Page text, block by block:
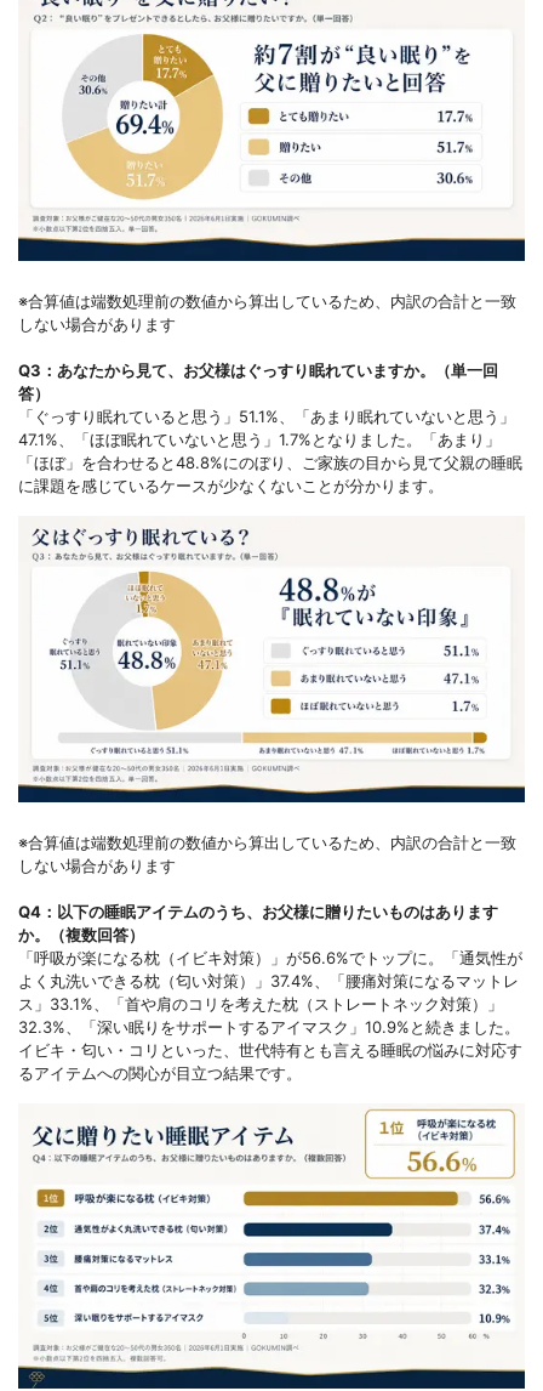
※合算値は端数処理前の数値から算出しているため、内訳の合計と一致
しない場合があります
Q3：あなたから見て、お父様はぐっすり眠れていますか。（単一回
答）
「ぐっすり眠れていると思う」51.1%、「あまり眠れていないと思う」
47.1%、「ほぼ眠れていないと思う」1.7%となりました。「あまり」
「ほぼ」を合わせると48.8%にのぼり、ご家族の目から見て父親の睡眠
に課題を感じているケースが少なくないことが分かります。
※合算値は端数処理前の数値から算出しているため、内訳の合計と一致
しない場合があります
Q4：以下の睡眠アイテムのうち、お父様に贈りたいものはあります
か。（複数回答）
「呼吸が楽になる枕（イビキ対策）」が56.6%でトップに。「通気性が
よく丸洗いできる枕（匂い対策）」37.4%、「腰痛対策になるマットレ
ス」33.1%、「首や肩のコリを考えた枕（ストレートネック対策）」
32.3%、「深い眠りをサポートするアイマスク」10.9%と続きました。
イビキ・匂い・コリといった、世代特有とも言える睡眠の悩みに対応す
るアイテムへの関心が目立つ結果です。